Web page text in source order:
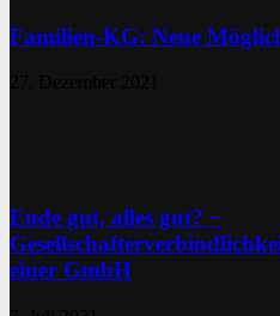
Familien-KG: Neue
Ende gut, alles gut? −
einer GmbH